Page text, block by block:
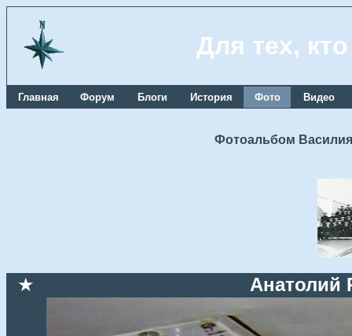
Для тех,
Главная Форум Блоги История Фото Видео
Фотоальбом
★ Анатолий